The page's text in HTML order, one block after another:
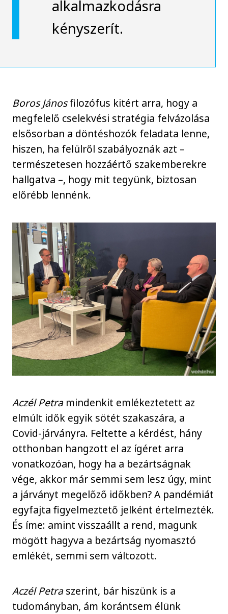
alkalmazkodásra
kényszerít.
Boros Jánosfilozófus kitért arra, hogy a
megfelelő cselekvési stratégia felvázolása
elsősorban a döntéshozók feladata lenne,
hiszen, ha felülről szabályoznák azt –
természetesen hozzáértő szakemberekre
hallgatva –, hogy mit tegyünk, biztosan
előrébb lennénk.
Aczél Petramindenkit emlékeztetett az
elmúlt idők egyik sötét szakaszára, a
Covid-járványra. Feltette a kérdést, hány
otthonban hangzott el az ígéret arra
vonatkozóan, hogy ha a bezártságnak
vége, akkor már semmi sem lesz úgy, mint
a járványt megelőző időkben? A pandémiát
egyfajta figyelmeztető jelként értelmezték.
És íme: amint visszaállt a rend, magunk
mögött hagyva a bezártság nyomasztó
emlékét, semmi sem változott.
Aczél Petraszerint, bár hiszünk is a
tudományban, ám korántsem élünk